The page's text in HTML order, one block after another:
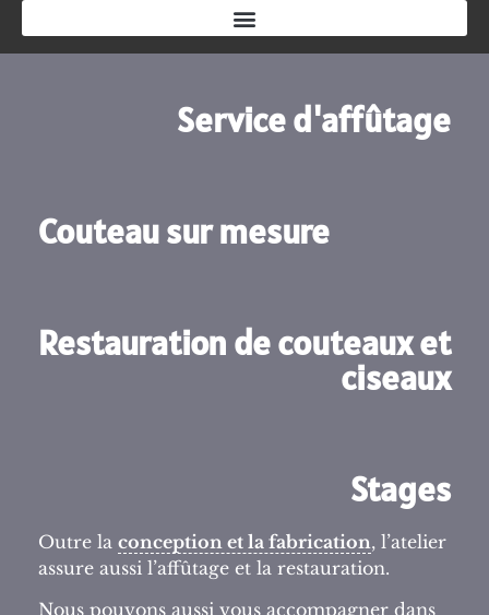
Service d'affûtage
Couteau sur mesure
Restauration de couteaux et
ciseaux
Stages
Outre la conception et la fabrication, l’atelier
assure aussi l’affûtage et la restauration.
Nous pouvons aussi vous accompagner dans